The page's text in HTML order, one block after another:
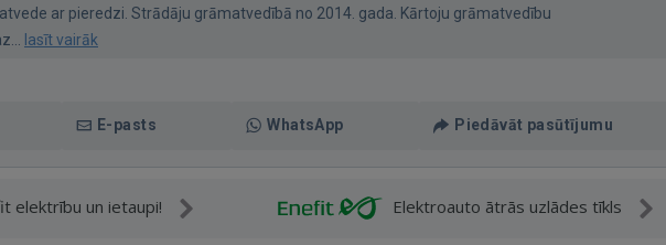
ar pieredzi. Strādāju grāmatvedībā no 2014. gada. Kārtoju grāmatvedību
lasīt vairāk
E-pasts WhatsApp Piedāvāt pasūtījumu
elektrību un ietaupi! Elektroauto ātrās uzlādes tīkls